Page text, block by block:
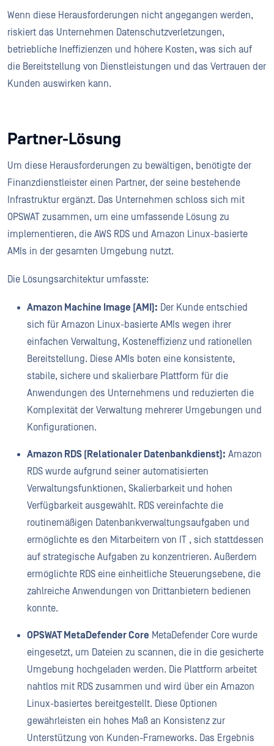
Wenn diese Herausforderungen nicht angegangen werden,
riskiert das Unternehmen Datenschutzverletzungen,
betriebliche Ineffizienzen und höhere Kosten, was sich auf
die Bereitstellung von Dienstleistungen und das Vertrauen der
Kunden auswirken kann.
Partner-Lösung
Um diese Herausforderungen zu bewältigen, benötigte der
Finanzdienstleister einen Partner, der seine bestehende
Infrastruktur ergänzt. Das Unternehmen schloss sich mit
OPSWAT zusammen, um eine umfassende Lösung zu
implementieren, die AWS RDS und Amazon Linux-basierte
AMIs in der gesamten Umgebung nutzt.
Die Lösungsarchitektur umfasste:
Amazon Machine Image (AMI): Der Kunde entschied
sich für Amazon Linux-basierte AMIs wegen ihrer
einfachen Verwaltung, Kosteneffizienz und rationellen
Bereitstellung. Diese AMIs boten eine konsistente,
stabile, sichere und skalierbare Plattform für die
Anwendungen des Unternehmens und reduzierten die
Komplexität der Verwaltung mehrerer Umgebungen und
Konfigurationen.
Amazon RDS (Relationaler Datenbankdienst): Amazon
RDS wurde aufgrund seiner automatisierten
Verwaltungsfunktionen, Skalierbarkeit und hohen
Verfügbarkeit ausgewählt. RDS vereinfachte die
routinemäßigen Datenbankverwaltungsaufgaben und
ermöglichte es den Mitarbeitern von IT , sich stattdessen
auf strategische Aufgaben zu konzentrieren. Außerdem
ermöglichte RDS eine einheitliche Steuerungsebene, die
zahlreiche Anwendungen von Drittanbietern bedienen
konnte.
OPSWAT MetaDefender Core MetaDefender Core wurde
eingesetzt, um Dateien zu scannen, die in die gesicherte
Umgebung hochgeladen werden. Die Plattform arbeitet
nahtlos mit RDS zusammen und wird über ein Amazon
Linux-basiertes bereitgestellt. Diese Optionen
gewährleisten ein hohes Maß an Konsistenz zur
Unterstützung von Kunden-Frameworks. Das Ergebnis